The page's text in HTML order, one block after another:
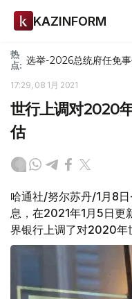
KAZINFORM
热
点: 选举-2026总统府任免
17:29, 08 1月 2021
世行上调对2020
估
哈通社/努尔苏丹/1月8
息，在2021年1月5日更
界银行上调了对2020年